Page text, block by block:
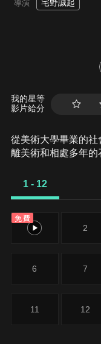
導演 宅野誠起
我的星等
影片給分
從美術大學畢業的
離美術和相處多年
「HOLBEIN」中工
美男「荷米斯」及聖
團體「石膏男孩」
1 - 12
免費
1 2
6 7
11 12